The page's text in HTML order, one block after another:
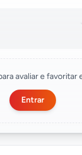
avaliar e favoritar
Entrar